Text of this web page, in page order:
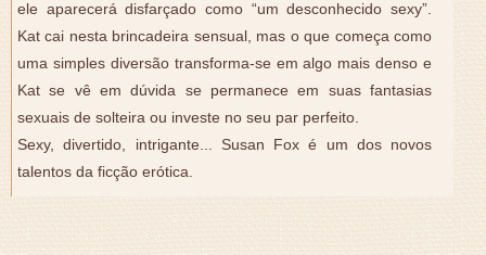
ele aparecerá disfarçado como “um desconhecido sexy”.
Kat cai nesta brincadeira sensual, mas o que começa como
uma simples diversão transforma-se em algo mais denso e
Kat se vê em dúvida se permanece em suas fantasias
sexuais de solteira ou investe no seu par perfeito.
Sexy, divertido, intrigante... Susan Fox é um dos novos
talentos da ficção erótica.